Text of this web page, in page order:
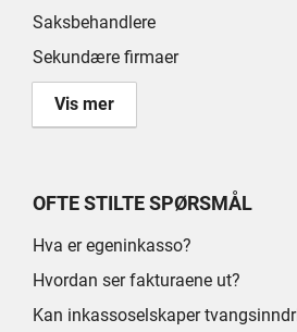
Saksbehandlere
Sekundære firmaer
Vis mer
OFTE STILTE SPØRSMÅL
Hva er egeninkasso?
Hvordan ser fakturaene ut?
Kan inkassoselskaper